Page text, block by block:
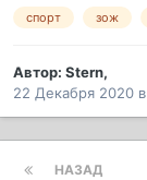
спорт зож
Автор: Stern,
22 Декабря 2020 в
НАЗАД